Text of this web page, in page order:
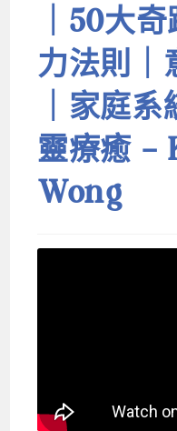
｜50大
力法則
｜家庭
靈療癒
Wong